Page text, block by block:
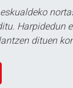
Harpidedun
dituen